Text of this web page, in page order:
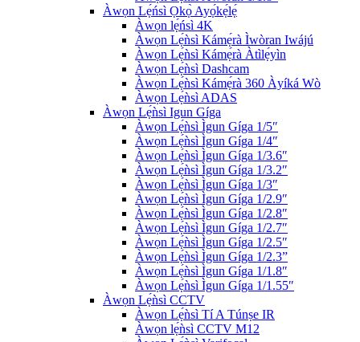
Àwọn Lẹ́ńsì Ọkọ̀ Ayọ́kẹ́lẹ́
Àwọn lẹ́ńsì 4K
Àwọn Lẹ́ǹsì Kámẹ́rà Ìwòran Iwájú
Àwọn Lẹ́ǹsì Kámẹ́rà Àtìlẹ́yìn
Àwọn Lẹ́ǹsì Dashcam
Àwọn Lẹ́ǹsì Kámẹ́rà 360 Àyíká Wò
Àwọn Lẹ́ǹsì ADAS
Àwọn Lẹ́ǹsì Igun Gíga
Àwọn Lẹ́ǹsì Ìgun Gíga 1/5″
Àwọn Lẹ́ǹsì Ìgun Gíga 1/4″
Àwọn Lẹ́ǹsì Ìgun Gíga 1/3.6″
Àwọn Lẹ́ǹsì Ìgun Gíga 1/3.2″
Àwọn Lẹ́ǹsì Ìgun Gíga 1/3″
Àwọn Lẹ́ǹsì Ìgun Gíga 1/2.9″
Àwọn Lẹ́ǹsì Ìgun Gíga 1/2.8″
Àwọn Lẹ́ǹsì Ìgun Gíga 1/2.7″
Àwọn Lẹ́ǹsì Ìgun Gíga 1/2.5″
Àwọn Lẹ́ǹsì Ìgun Gíga 1/2.3”
Àwọn Lẹ́ǹsì Ìgun Gíga 1/1.8″
Àwọn Lẹ́ǹsì Ìgun Gíga 1/1.55″
Àwọn Lẹ́ǹsì CCTV
Àwọn Lẹ́ǹsì Tí A Túnṣe IR
Àwọn lẹ́ǹsì CCTV M12